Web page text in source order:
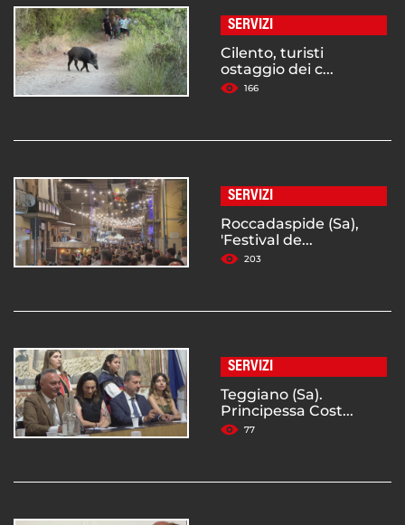
SERVIZI
Cilento, turisti
ostaggio dei c...
166
SERVIZI
Roccadaspide (Sa),
'Festival de...
203
SERVIZI
Teggiano (Sa).
Principessa Cost...
77